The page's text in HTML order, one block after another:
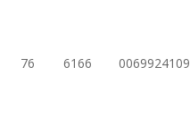
76 6166 0069924109